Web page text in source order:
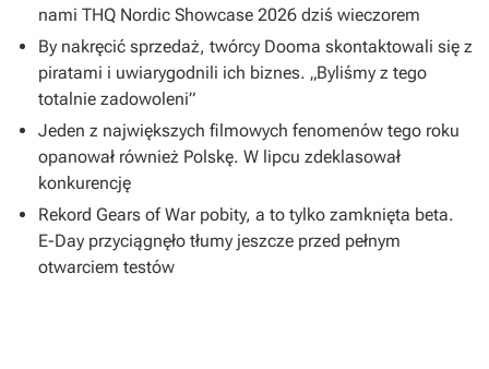
nami THQ Nordic Showcase 2026 dziś wieczorem
By nakręcić sprzedaż, twórcy Dooma skontaktowali się z
piratami i uwiarygodnili ich biznes. „Byliśmy z tego
totalnie zadowoleni”
Jeden z największych filmowych fenomenów tego roku
opanował również Polskę. W lipcu zdeklasował
konkurencję
Rekord Gears of War pobity, a to tylko zamknięta beta.
E-Day przyciągnęło tłumy jeszcze przed pełnym
otwarciem testów